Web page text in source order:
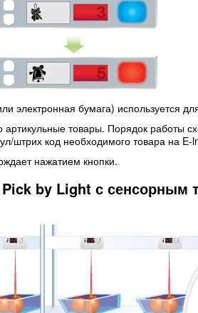
электронная бумага) используется
товары. Порядок работы
штрих код необходимого товара на E-
нажатием кнопки.
by Light с сенсорным